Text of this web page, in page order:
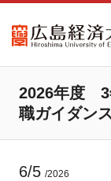
2026年度 3
職ガイダン
6/5 /2026